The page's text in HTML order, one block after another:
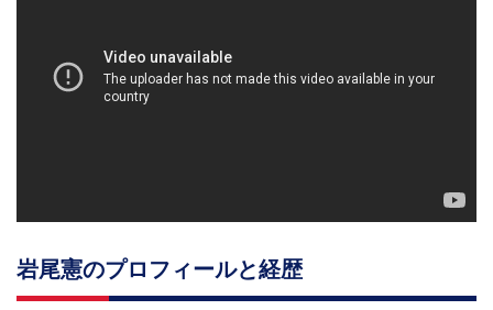
岩尾憲のプロフィールと経歴